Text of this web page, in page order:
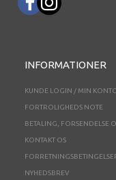
INFORMATIONER
KUNDE LOGIN / MIN
FORTROLIGHEDS NOTE
BETALING, FORSENDELSE
KONTAKT OS
NYHEDSBREV